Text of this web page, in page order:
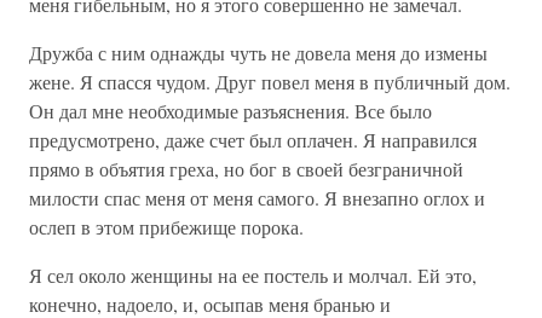
Дружба с ним однажды чуть не довела меня до измены
жене. Я спасся чудом. Друг повел меня в публичный дом.
Он дал мне необходимые разъяснения. Все было
предусмотрено, даже счет был оплачен. Я направился
прямо в объятия греха, но бог в своей безграничной
милости спас меня от меня самого. Я внезапно оглох и
ослеп в этом прибежище порока.
Я сел около женщины на ее постель и молчал. Ей это,
конечно, надоело, и, осыпав меня бранью и